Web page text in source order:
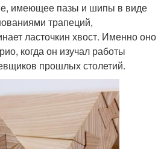
имеющее пазы и шипы в виде
трапеций,
ласточкин хвост. Именно оно
когда он изучал работы
прошлых столетий.